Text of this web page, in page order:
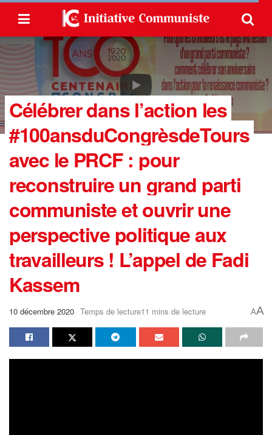
Célébrer dans l’action les
#100ansduCongrèsdeTours
avec le PRCF : pour
reconstruire un grand parti
communiste et ouvrir une
perspective politique aux
travailleurs ! L’appel de Fadi
Kassem
10 décembre 2020 Temps de lecture11 mins de lecture AA